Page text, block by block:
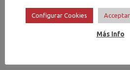
Configurar Cookies
Más Info